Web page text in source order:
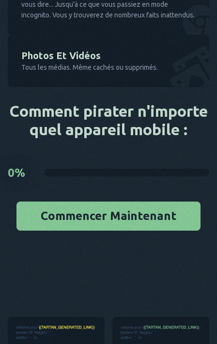
vous dire... Jusqu'à ce que vous passiez en mode
incognito. Vous y trouverez de nombreux faits inattendus.
Photos Et Vidéos
Tous les médias. Même cachés ou supprimés.
Comment pirater n'importe
quel appareil mobile :
0%
Commencer Maintenant